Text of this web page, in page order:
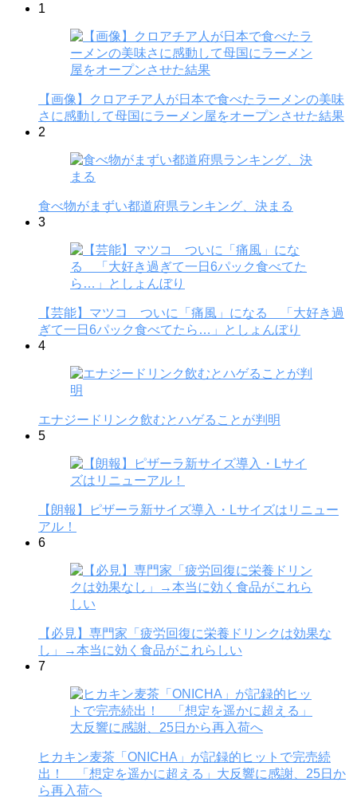
1
【画像】クロアチア人が日本で食べたラーメンの美味
さに感動して母国にラーメン屋をオープンさせた結果
2
食べ物がまずい都道府県ランキング、決まる
3
【芸能】マツコ ついに「痛風」になる 「大好き過
ぎて一日6パック食べてたら…」としょんぼり
4
エナジードリンク飲むとハゲることが判明
5
【朗報】ピザーラ新サイズ導入・Lサイズはリニュー
アル！
6
【必見】専門家「疲労回復に栄養ドリンクは効果な
し」→本当に効く食品がこれらしい
7
ヒカキン麦茶「ONICHA」が記録的ヒットで完売続
出！ 「想定を遥かに超える」大反響に感謝、25日か
ら再入荷へ